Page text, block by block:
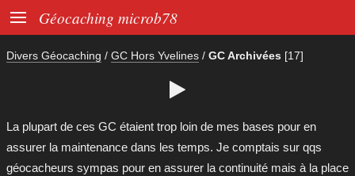
 Géocaching microb78
Divers Géocaching / GC Hors Yvelines / GC Archivées [17]

La plupart de ces GC étaient trop loin de mes bases pour en
assurer la maintenance dans les temps. Je comptais sur qqs
géocacheurs sympas pour en assurer la continuité mais à la place